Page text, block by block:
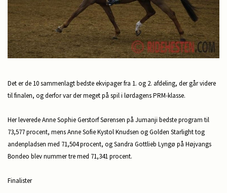
Det er de 10 sammenlagt bedste ekvipager fra 1. og 2. afdeling, der går videre
til finalen, og derfor var der meget på spil i lørdagens PRM-klasse.
Her leverede Anne Sophie Gerstorf Sørensen på Jumanji bedste program til
73,577 procent, mens Anne Sofie Kystol Knudsen og Golden Starlight tog
andenpladsen med 71,504 procent, og Sandra Gottlieb Lyngø på Højvangs
Bondeo blev nummer tremed 71,341 procent.
Finalister